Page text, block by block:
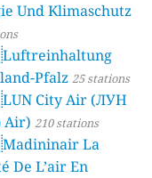
Und Klimaschutz
Luftreinhaltung
Pfalz 25 stations
LUN City Air (ЛУН
Air) 210 stations
Madininair La
De L’air En